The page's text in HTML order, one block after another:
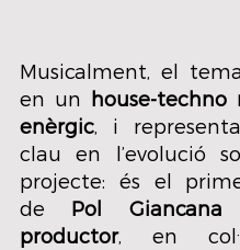
Musicalment, el
en un house-techno
enèrgic, i
clau en l’evolució
projecte: és el
de Pol
productor, en